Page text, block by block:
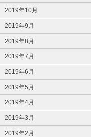
2019年10月
2019年9月
2019年8月
2019年7月
2019年6月
2019年5月
2019年4月
2019年3月
2019年2月